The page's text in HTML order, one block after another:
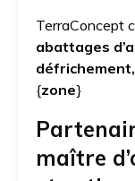
TerraConcept
abattages
défrichement,
{zone}
maître